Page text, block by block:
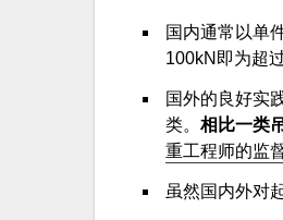
国内通常以单
100kN即为超
国外的良好实
类。 相比一类
重工程师的监
虽然国内外对